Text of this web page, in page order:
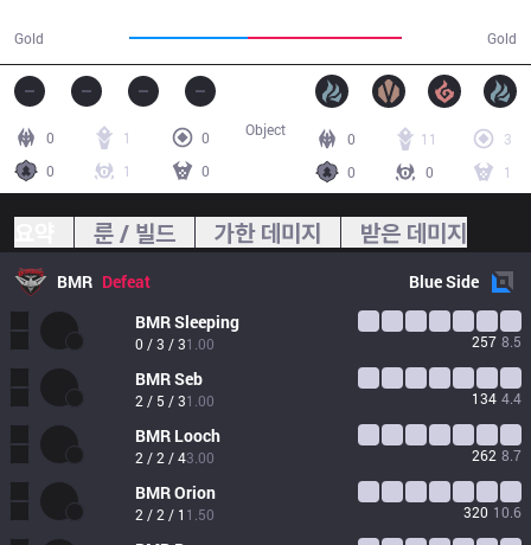
Gold Gold
0 1
0
0
1 0
0 11
3
0
0 1
Object
룬 / 빌드 가한 데미지 받은 데미지
BMR Defeat BlueSide
BMRSleeping
0 / 3 / 31.00 257 8.5
BMRSeb
2 / 5 / 31.00 134 4.4
BMR Looch
2 / 2 / 43.00 262 8.7
BMROrion
2 / 2 / 1 1.50 320 10.6